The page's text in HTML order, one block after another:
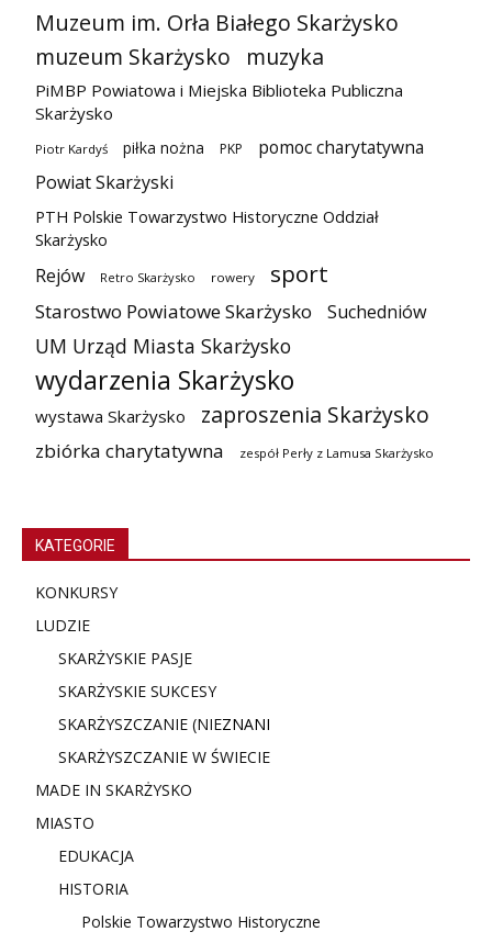
Muzeum im. Orła Białego Skarżysko
muzeum Skarżysko
muzyka
PiMBP Powiatowa i Miejska Biblioteka Publiczna
Skarżysko
Piotr Kardyś piłka nożna PKP
pomoc charytatywna
Powiat Skarżyski
PTH Polskie Towarzystwo Historyczne Oddział
Skarżysko
Rejów Retro Skarżysko rowery sport
Starostwo Powiatowe Skarżysko Suchedniów
UM Urząd Miasta Skarżysko
wydarzenia Skarżysko
wystawa Skarżysko zaproszenia Skarżysko
zbiórka charytatywna zespół Perły z Lamusa Skarżysko
KATEGORIE
KONKURSY
LUDZIE
SKARŻYSKIE PASJE
SKARŻYSKIE SUKCESY
SKARŻYSZCZANIE (NIEZNANI
SKARŻYSZCZANIE W ŚWIECIE
MADE IN SKARŻYSKO
MIASTO
EDUKACJA
HISTORIA
Polskie Towarzystwo Historyczne